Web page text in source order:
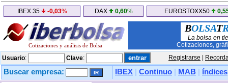
IBEX 35 -0,03% DAX 0,60% EUROSTOXX50
Cotizaciones y análisis de Bolsa
BOLSAT
La bolsa en
Cotizaciones,
Usuario: Clave: Registrarse
Buscar empresa: IBEX Continuo MAB índices